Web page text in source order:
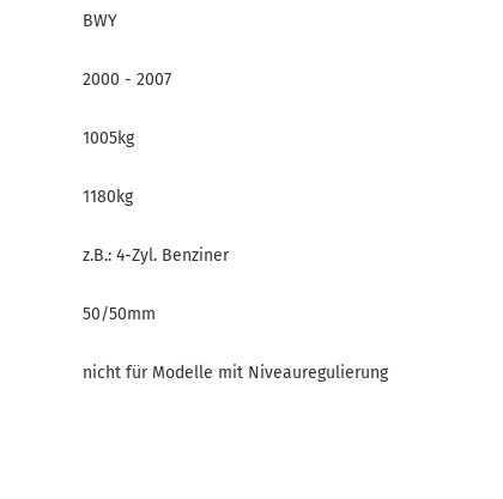
BWY
2000 - 2007
1005kg
1180kg
z.B.: 4-Zyl. Benziner
50/50mm
nicht für Modelle mit Niveauregulierung